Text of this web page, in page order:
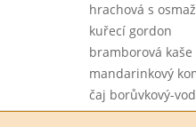
hrachová s
kuřecí gordon
bramborová
mandarinkový
čaj borůvkový-